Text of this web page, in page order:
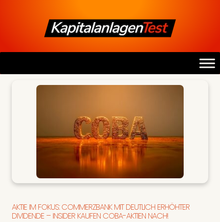
AKTIE IM FOKUS: COMMERZBANK MIT DEUTLICH ERHÖHTER
DIVIDENDE – INSIDER KAUFEN COBA-AKTIEN NACH!